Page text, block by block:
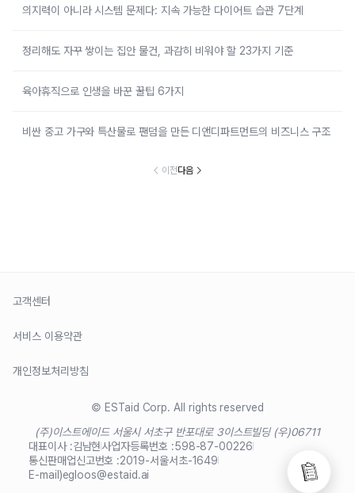
의지력이 아니라 시스템 문제다: 지속 가능한 다이어트 습관 7단계
정리해도 자꾸 쌓이는 집안 물건, 과감히 비워야 할 23가지 기준
육아휴직으로 인생을 바꾼 꿀팁 6가지
비싼 중고 가구와 특산물로 팬덤을 만든 디앤디파트먼트의 비즈니스 구조
이전다음
고객센터
서비스 이용약관
개인정보처리방침
© ESTaid Corp. All rights reserved
(주)이스트에이드 서울시 서초구 반포대로 3이스트빌딩 (우)06711
대표이사 :김남현사업자등록번호 :598-87-00226
통신판매업신고번호 :2019-서울서초-1649
E-mail)egloos@estaid.ai